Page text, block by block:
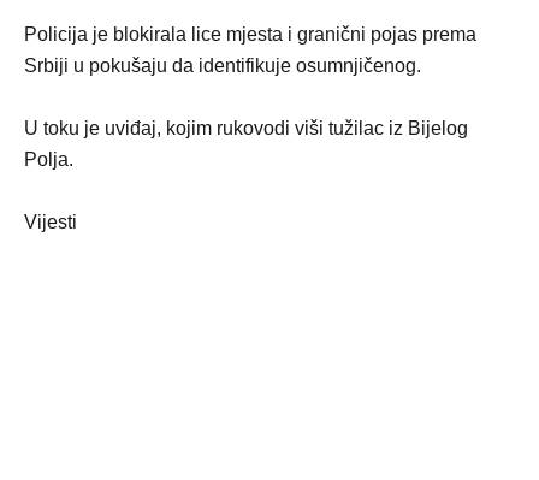
Policija je blokirala lice mjesta i granični pojas prema
Srbiji u pokušaju da identifikuje osumnjičenog.
U toku je uviđaj, kojim rukovodi viši tužilac iz Bijelog
Polja.
Vijesti